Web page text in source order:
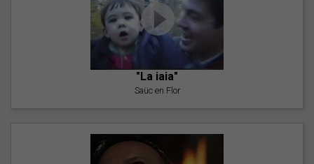
"La iaia"
Saüc en Flor